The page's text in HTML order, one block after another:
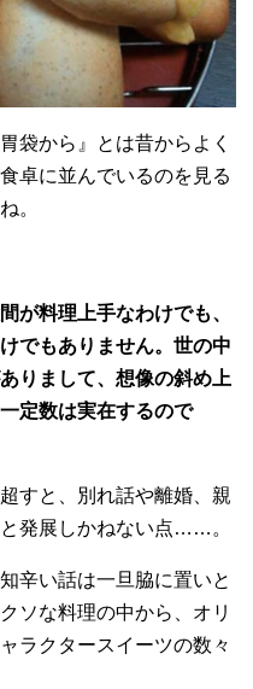
袋から』
とは昔からよく
卓に並んでいるのを見る
。
が料理上手なわけでも、
でもありません。世の中
りまして、想像の斜め上
定数は実在するので
すと、別れ話や離婚、 親
発展しかねない点……。
辛い話は一旦脇に置いと
ソな料理の中から、 オリ
ラクタースイーツの数々